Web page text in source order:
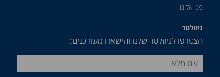
פנו אלינו
ניוזלטר
הצטרפו לניוזלטר שלנו והישארו מעודכנים: